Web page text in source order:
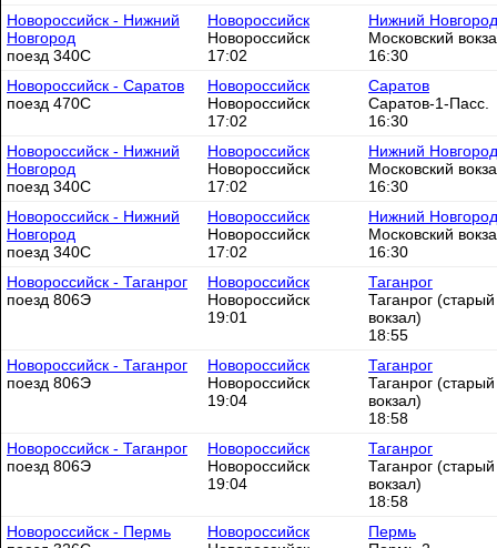
Новороссийск - Нижний
Новгород
поезд 340С
Новороссийск
Новороссийск
17:02
Нижний Новгород
Московский
16:30
Новороссийск - Саратов
поезд 470С
Новороссийск
Новороссийск
17:02
Саратов
Саратов-1-Пасс.
16:30
Новороссийск - Нижний
Новгород
поезд 340С
Новороссийск
Новороссийск
17:02
Нижний Новгород
Московский
16:30
Новороссийск - Нижний
Новгород
поезд 340С
Новороссийск
Новороссийск
17:02
Нижний Новгород
Московский
16:30
Новороссийск - Таганрог
поезд 806Э
Новороссийск
Новороссийск
19:01
Таганрог
Таганрог (старый
вокзал)
18:55
Новороссийск - Таганрог
поезд 806Э
Новороссийск
Новороссийск
19:04
Таганрог
Таганрог (старый
вокзал)
18:58
Новороссийск - Таганрог
поезд 806Э
Новороссийск
Новороссийск
19:04
Таганрог
Таганрог (старый
вокзал)
18:58
Новороссийск - Пермь
Новороссийск
Пермь